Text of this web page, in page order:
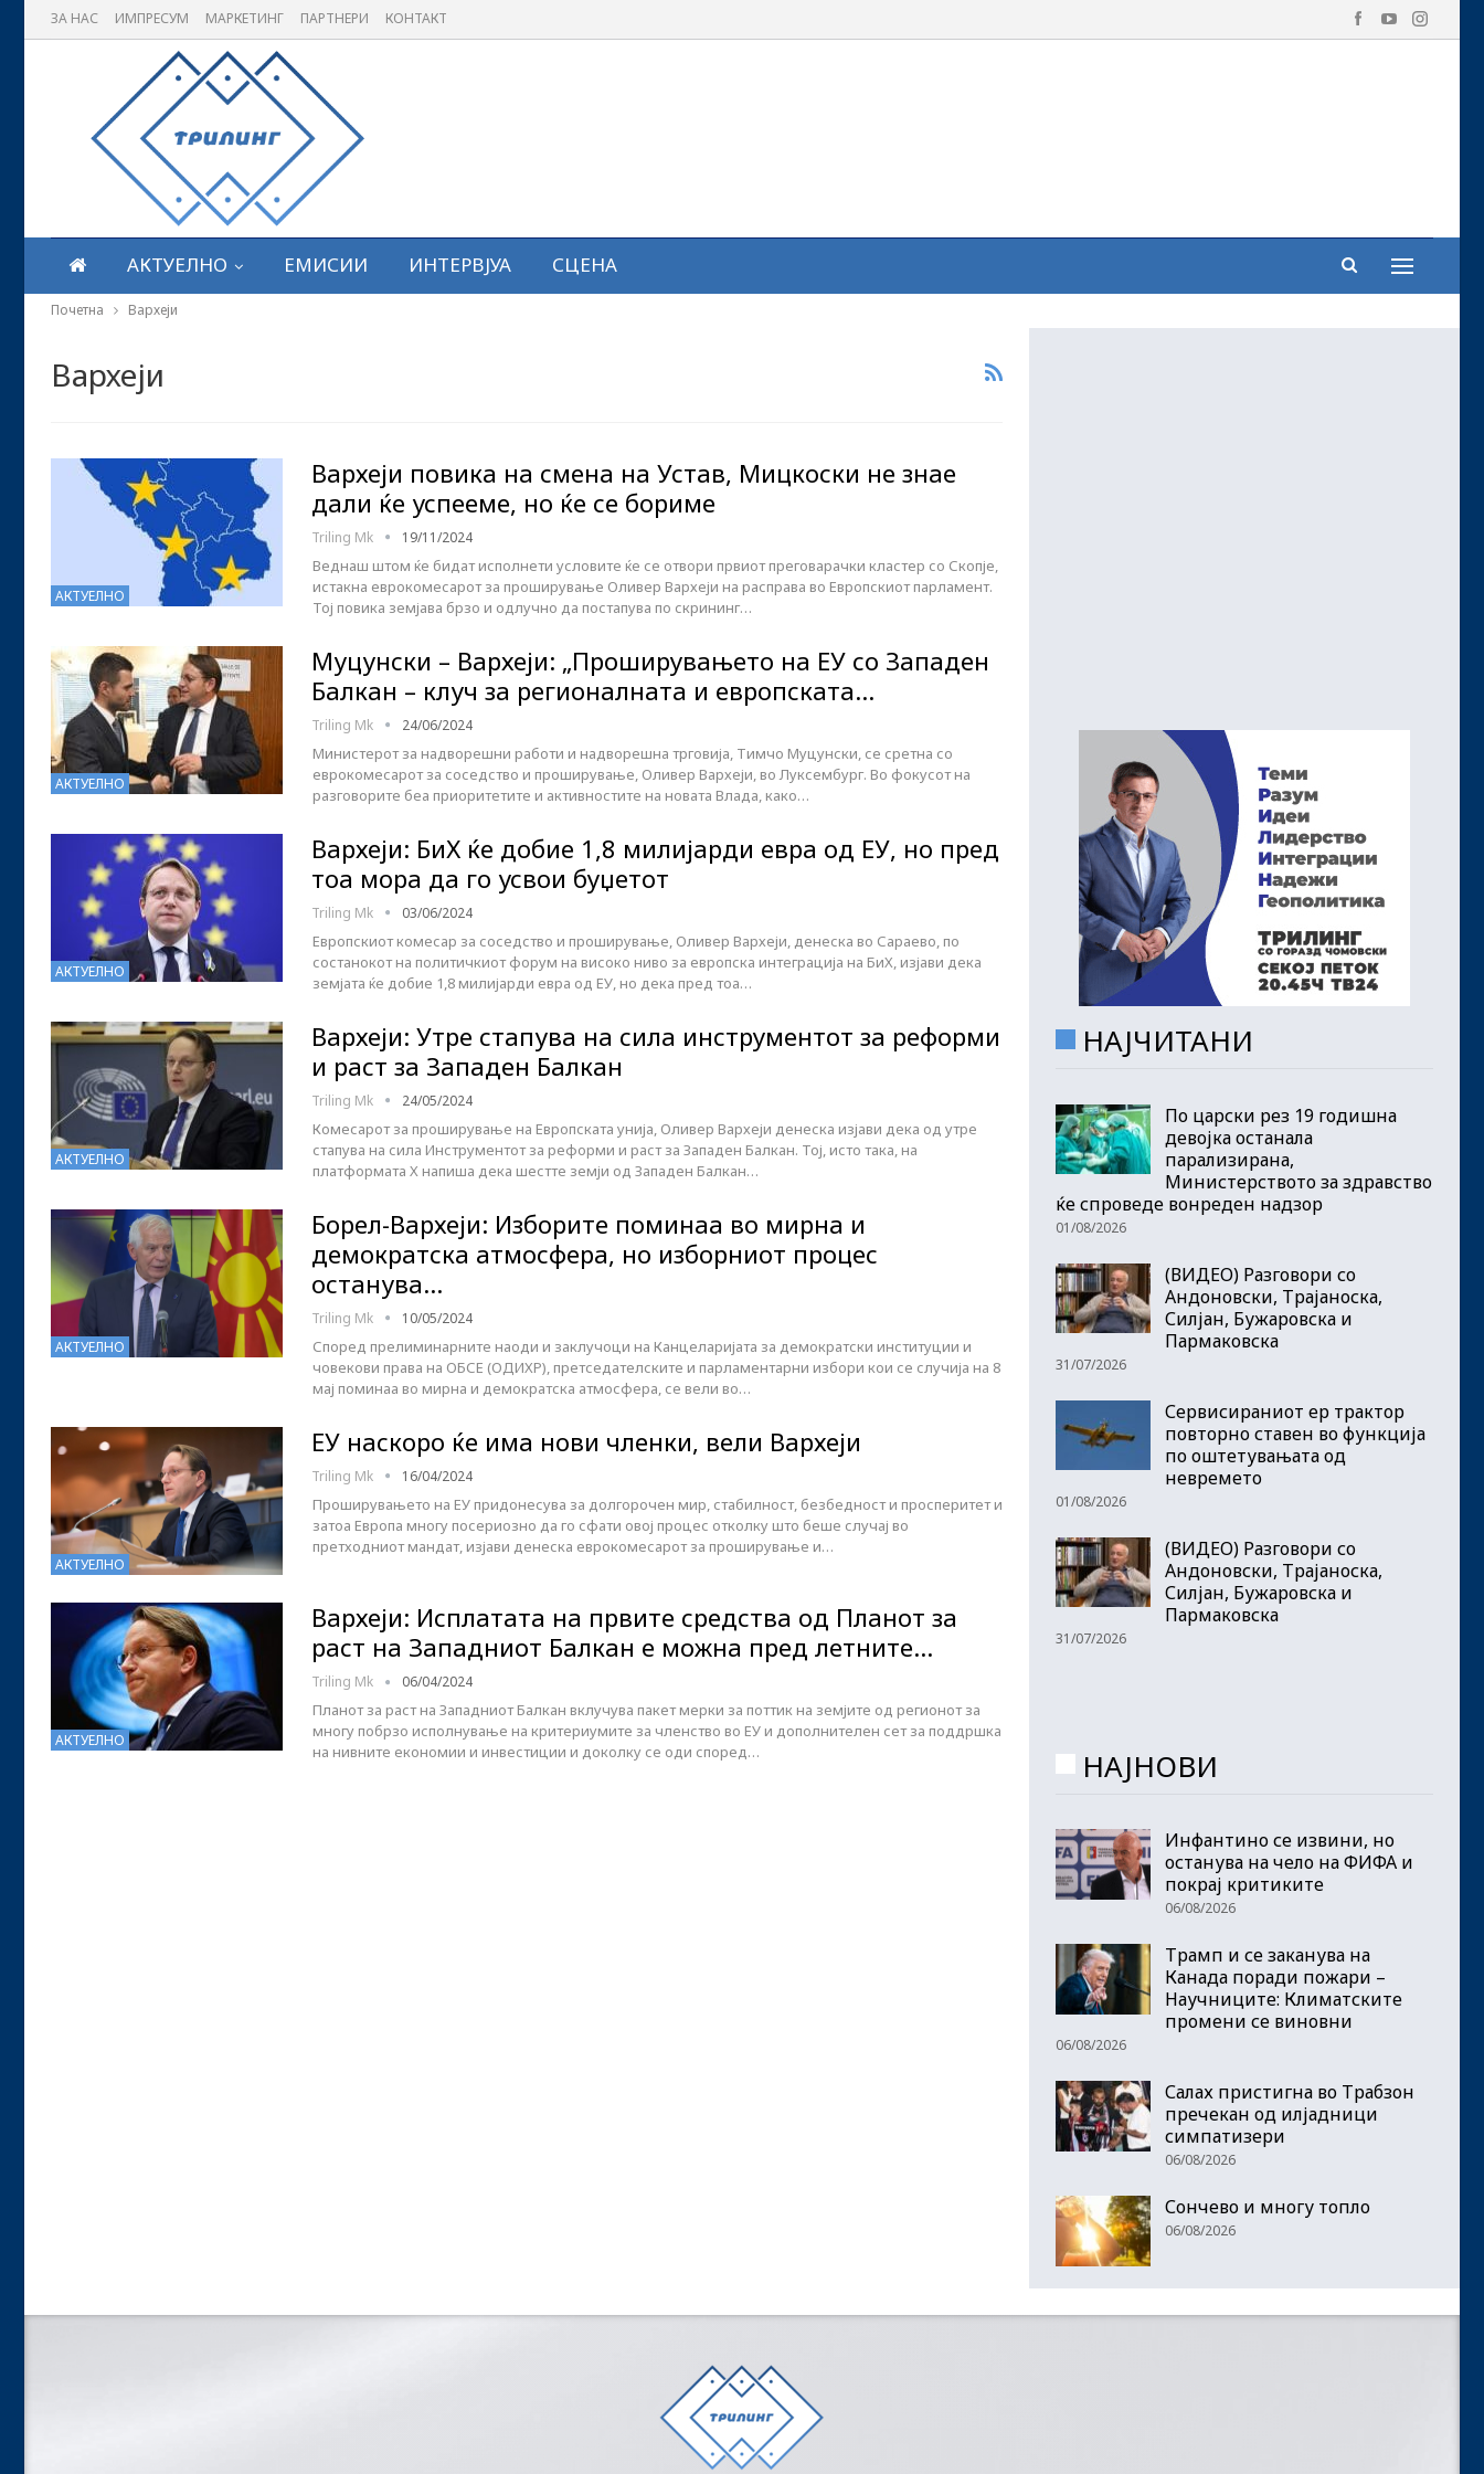
ЗА НАС ИМПРЕСУМ МАРКЕТИНГ ПАРТНЕРИ КОНТАКТ
АКТУЕЛНО ЕМИСИИ ИНТЕРВЈУА СЦЕНА
Почетна Вархеји
Вархеји
АКТУЕЛНО
Вархеји повика на смена на Устав, Мицкоски не знае
дали ќе успееме, но ќе се бориме
Triling Mk 19/11/2024
Веднаш штом ќе бидат исполнети условите ќе се отвори првиот преговарачки кластер со Скопје,
истакна еврокомесарот за проширување Оливер Вархеји на расправа во Европскиот парламент.
Тој повика земјава брзо и одлучно да постапува по скрининг…
АКТУЕЛНО
Муцунски – Вархеји: „Проширувањето на ЕУ со Западен
Балкан – клуч за регионалната и европската…
Triling Mk 24/06/2024
Министерот за надворешни работи и надворешна трговија, Тимчо Муцунски, се сретна со
еврокомесарот за соседство и проширување, Оливер Вархеји, во Луксембург. Во фокусот на
разговорите беа приоритетите и активностите на новата Влада, како…
АКТУЕЛНО
Вархеји: БиХ ќе добие 1,8 милијарди евра од ЕУ, но пред
тоа мора да го усвои буџетот
Triling Mk 03/06/2024
Европскиот комесар за соседство и проширување, Оливер Вархеји, денеска во Сараево, по
состанокот на политичкиот форум на високо ниво за европска интеграција на БиХ, изјави дека
земјата ќе добие 1,8 милијарди евра од ЕУ, но дека пред тоа…
АКТУЕЛНО
Вархеји: Утре стапува на сила инструментот за реформи
и раст за Западен Балкан
Triling Mk 24/05/2024
Комесарот за проширување на Европската унија, Оливер Вархеји денеска изјави дека од утре
стапува на сила Инструментот за реформи и раст за Западен Балкан. Тој, исто така, на
платформата Х напиша дека шестте земји од Западен Балкан…
АКТУЕЛНО
Борел-Вархеји: Изборите поминаа во мирна и
демократска атмосфера, но изборниот процес
останува…
Triling Mk 10/05/2024
Според прелиминарните наоди и заклучоци на Канцеларијата за демократски институции и
човекови права на ОБСЕ (ОДИХР), претседателските и парламентарни избори кои се случија на 8
мај поминаа во мирна и демократска атмосфера, се вели во…
АКТУЕЛНО
ЕУ наскоро ќе има нови членки, вели Вархеји
Triling Mk 16/04/2024
Проширувањето на ЕУ придонесува за долгорочен мир, стабилност, безбедност и просперитет и
затоа Европа многу посериозно да го сфати овој процес отколку што беше случај во
претходниот мандат, изјави денеска еврокомесарот за проширување и…
АКТУЕЛНО
Вархеји: Исплатата на првите средства од Планот за
раст на Западниот Балкан е можна пред летните…
Triling Mk 06/04/2024
Планот за раст на Западниот Балкан вклучува пакет мерки за поттик на земјите од регионот за
многу побрзо исполнување на критериумите за членство во ЕУ и дополнителен сет за поддршка
на нивните економии и инвестиции и доколку се оди според…
НАЈЧИТАНИ
По царски рез 19 годишна
девојка останала
парализирана,
Министерството за здравство
ќе спроведе вонреден надзор
01/08/2026
(ВИДЕО) Разговори со
Андоновски, Трајаноска,
Силјан, Бужаровска и
Пармаковска
31/07/2026
Сервисираниот ер трактор
повторно ставен во функција
по оштетувањата од
невремето
01/08/2026
(ВИДЕО) Разговори со
Андоновски, Трајаноска,
Силјан, Бужаровска и
Пармаковска
31/07/2026
НАЈНОВИ
Инфантино се извини, но
останува на чело на ФИФА и
покрај критиките
06/08/2026
Трамп и се заканува на
Канада поради пожари –
Научниците: Климатските
промени се виновни
06/08/2026
Салах пристигна во Трабзон
пречекан од илјадници
симпатизери
06/08/2026
Сончево и многу топло
06/08/2026